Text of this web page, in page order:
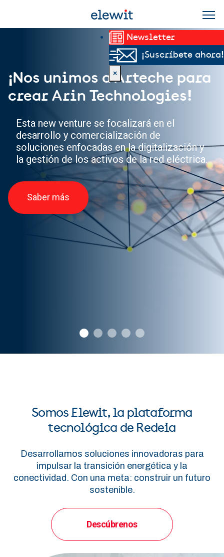
¡Nos unimos a Arteche para
crear Arin Technologies!
Esta new venture se focalizará en el
desarrollo y comercialización de
soluciones enfocadas en la digitalización y
la gestión de los activos de la red eléctrica.
Saber más
Somos Elewit, la plataforma
tecnológica de Redeia
Desarrollamos soluciones innovadoras para
impulsar la transición energética y la
conectividad. Con una meta: construir un futuro
sostenible.
Descúbrenos
Newsletter
¡Suscríbete ahora!
×